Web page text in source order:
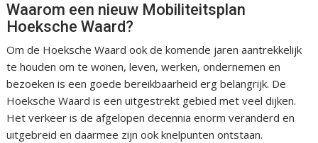
Waarom een nieuw Mobiliteitsplan
Hoeksche Waard?
Om de Hoeksche Waard ook de komende jaren aantrekkelijk
te houden om te wonen, leven, werken, ondernemen en
bezoeken is een goede bereikbaarheid erg belangrijk. De
Hoeksche Waard is een uitgestrekt gebied met veel dijken.
Het verkeer is de afgelopen decennia enorm veranderd en
uitgebreid en daarmee zijn ook knelpunten ontstaan.